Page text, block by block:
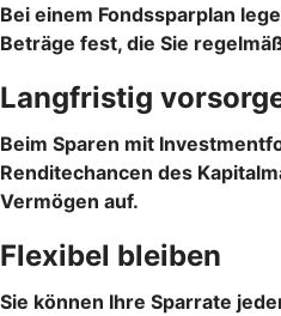
Bei einem Fondssparplan
Beträge fest, die Sie
Langfristig
Beim Sparen mit
Renditechancen des
Vermögen auf.
Flexibel bleiben
Sie können Ihre Sparrate